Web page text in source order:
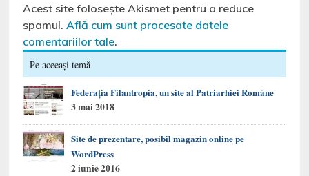
Acest site folosește Akismet pentru a reduce
spamul.Află cum sunt procesate datele
comentariilor tale.
Pe aceeași temă
Federația Filantropia, un site al Patriarhiei Române
3 mai 2018
Site de prezentare, posibil magazin online pe
WordPress
2 iunie 2016